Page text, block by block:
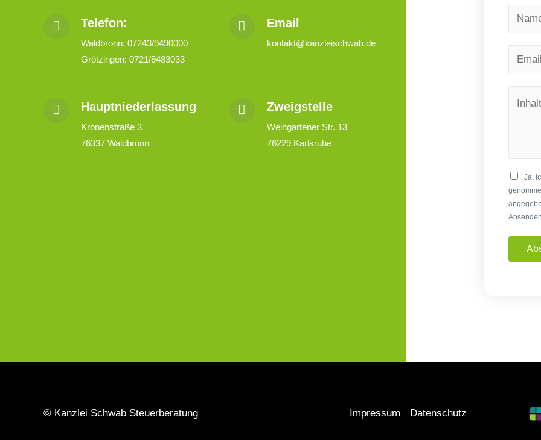
Telefon:
Waldbronn: 07243/9490000
Grötzingen: 0721/9483033
Email
kontakt@kanzleischwab.de
Hauptniederlassung
Kronenstraße 3
76337 Waldbronn
Zweigstelle
Weingartener Str. 13
76229 Karlsruhe
Ja,
© Kanzlei Schwab Steuerberatung Impressum Datenschutz